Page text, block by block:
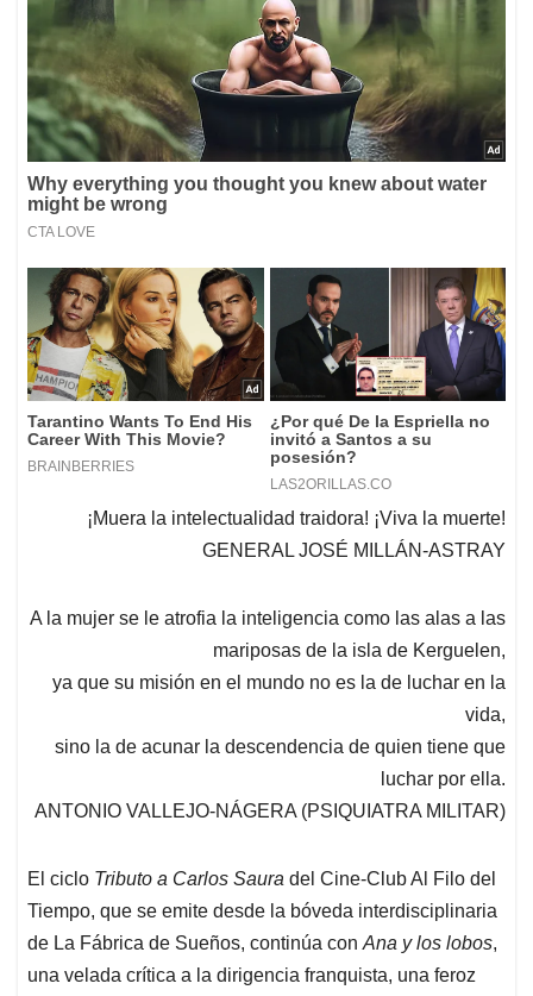
¡Muera la intelectualidad traidora! ¡Viva la muerte!
GENERAL JOSÉ MILLÁN-ASTRAY
A la mujer se le atrofia la inteligencia como las alas a las
mariposas de la isla de Kerguelen,
ya que su misión en el mundo no es la de luchar en la
vida,
sino la de acunar la descendencia de quien tiene que
luchar por ella.
ANTONIO VALLEJO-NÁGERA (PSIQUIATRA MILITAR)
El ciclo Tributo a Carlos Saura del Cine-Club Al Filo del
Tiempo, que se emite desde la bóveda interdisciplinaria
de La Fábrica de Sueños, continúa con Ana y los lobos,
una velada crítica a la dirigencia franquista, una feroz